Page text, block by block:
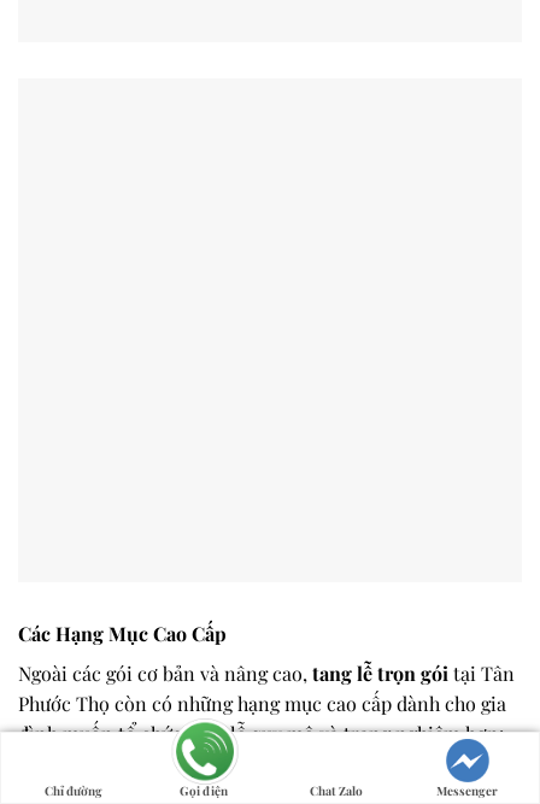
Các Hạng Mục Cao Cấp
Ngoài các gói cơ bản và nâng cao, tang lễ trọn gói tại Tân
Phước Thọ còn có những hạng mục cao cấp dành cho gia
đình muốn tổ chức tang lễ quy mô và trang nghiêm hơn:
Quan tài cao cấpnhập khẩu hoặc chế tác đặc biệt
Chỉ đường Gọi điện Chat Zalo Messenger